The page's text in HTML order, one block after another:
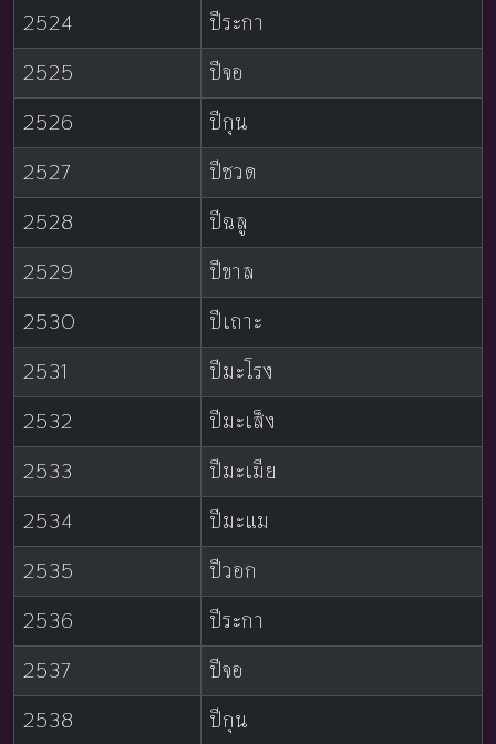
2524
ปีระกา
2525
ปีจอ
2526
ปีกุน
2527
ปีชวด
2528
ปีฉลู
2529
ปีขาล
2530
ปีเถาะ
2531
ปีมะโรง
2532
ปีมะเส็ง
2533
ปีมะเมีย
2534
ปีมะแม
2535
ปีวอก
2536
ปีระกา
2537
ปีจอ
2538
ปีกุน